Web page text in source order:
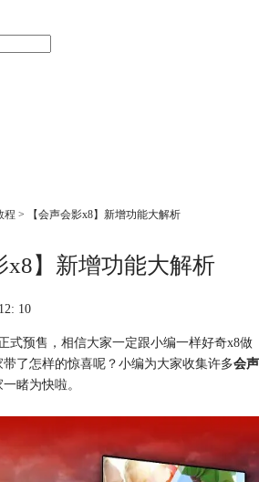
程 > 【会声会影x8】新增功能大解析
x8】新增功能大解析
10
式预售，相信大家一定跟小编一样好奇x8做
了怎样的惊喜呢？小编为大家收集许多会声
睹为快啦。